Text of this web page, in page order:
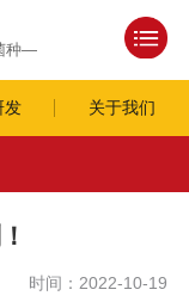
种—
发 关于我们
时间：2022-10-19